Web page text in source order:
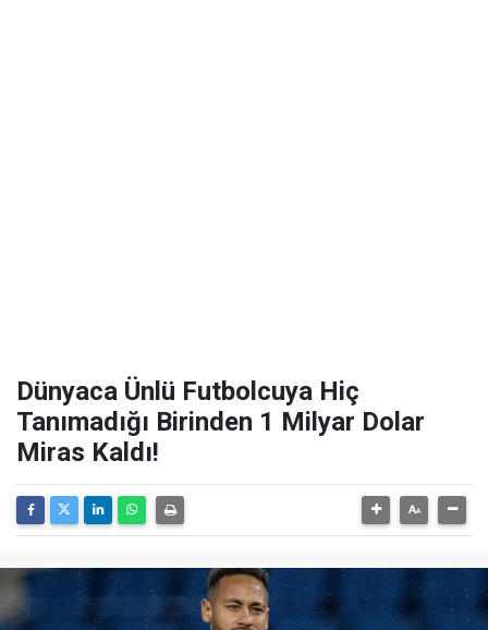
Dünyaca Ünlü Futbolcuya Hiç
Tanımadığı Birinden 1 Milyar Dolar
Miras Kaldı!